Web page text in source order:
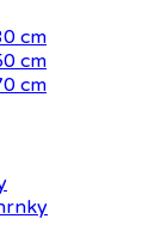
cm
cm
cm